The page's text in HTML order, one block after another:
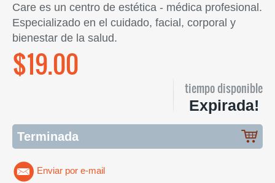
Care es un centro de estética - médica profesional.
Especializado en el cuidado, facial, corporal y
bienestar de la salud.
$19.00
tiempo disponible
Expirada!
Terminada
Enviar por e-mail